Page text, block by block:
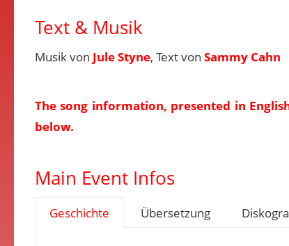
Text & Musik
Musik von Jule Styne, Text von Sammy Cahn
The song information, presented in
below.
Main Event Infos
Geschichte Übersetzung